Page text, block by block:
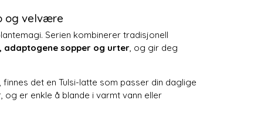
og velvære
Serien kombinerer tradisjonell
adaptogene sopper og urter, og gir deg
finnes det en Tulsi-latte som passer din daglige
er enkle å blande i varmt vann eller